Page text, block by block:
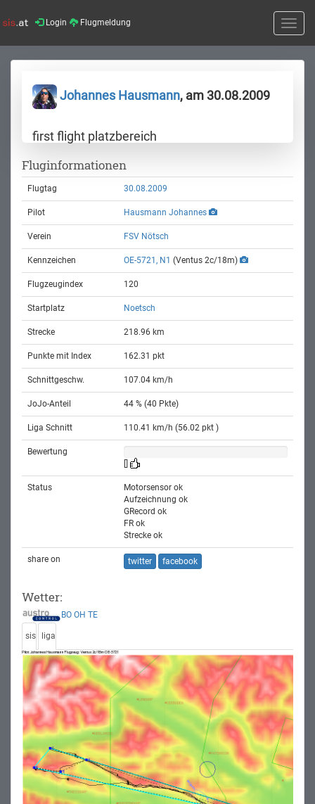
Login Flugmeldung
Toggle
Johannes Hausmann, am 30.08.2009
first flight platzbereich
Fluginformationen
Flugtag 30.08.2009
Pilot Hausmann Johannes
Verein FSV Nötsch
Kennzeichen OE-5721, N1 (Ventus 2c/18m)
Flugzeugindex 120
Startplatz Noetsch
Strecke 218.96 km
Punkte mit Index 162.31 pkt
Schnittgeschw. 107.04 km/h
JoJo-Anteil 44 % (40 Pkte)
Liga Schnitt 110.41 km/h (56.02 pkt )
Bewertung
Status
Motorsensor ok
Aufzeichnung ok
GRecord ok
FR ok
Strecke ok
share on twitter facebook
Wetter:
BO OH TE
sis liga